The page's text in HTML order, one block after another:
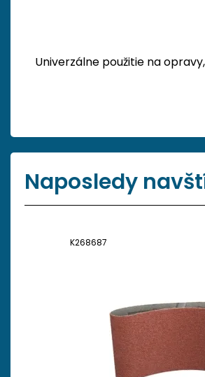
Univerzálne použitie na
Naposledy
K268687